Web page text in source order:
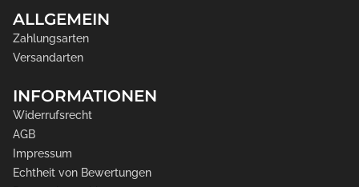
ALLGEMEIN
Zahlungsarten
Versandarten
INFORMATIONEN
Widerrufsrecht
AGB
Impressum
Echtheit von Bewertungen